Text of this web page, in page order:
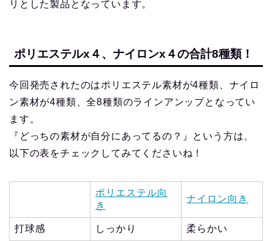
リとした製品となっています。
ポリエステルx４、ナイロンx４の合計8種類！
今回発売されたのはポリエステル素材が4種類、ナイロ
ン素材が4種類、全8種類のラインアンップとなってい
ます。
『どっちの素材が自分にあってるの？』という方は、
以下の表をチェックしてみてくださいね！
ポリエステル向
き
ナイロン向き
打球感 しっかり 柔らかい